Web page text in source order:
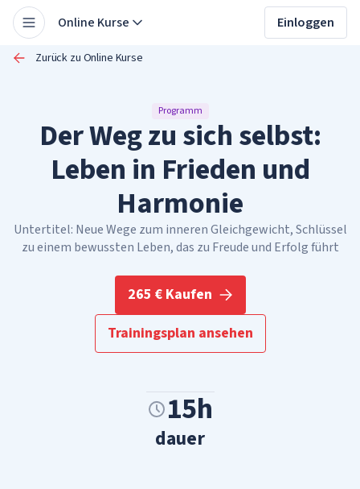
Online Kurse Einloggen
Zurück zu Online Kurse
Programm
Der Weg zu sich selbst:
Leben in Frieden und
Harmonie
Untertitel: Neue Wege zum inneren Gleichgewicht, Schlüssel
zu einem bewussten Leben, das zu Freude und Erfolg führt
265 € Kaufen
Trainingsplan ansehen
15h
dauer